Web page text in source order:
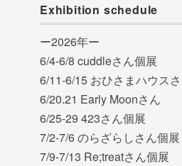
Exhibition schedule
ー2026年ー
6/4-6/8 cuddleさん個展
6/11-6/15 おひさまハウス
6/20.21 Early Moonさん
6/25-29 423さん個展
7/2-7/6 のらざらしさん個展
7/9-7/13 Re;treatさん個展